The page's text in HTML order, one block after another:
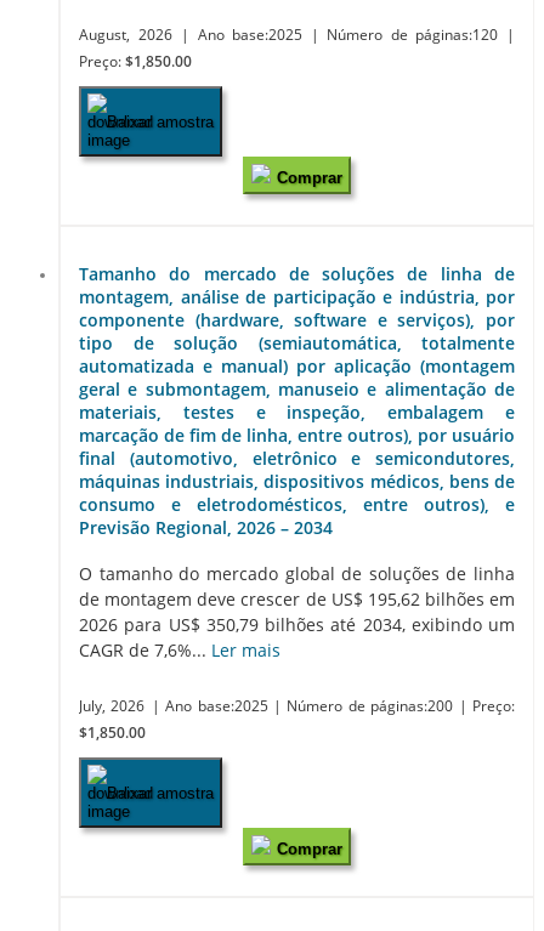
August, 2026 | Ano base:2025 | Número de páginas:120
|
Preço: $1,850.00
Baixar amostra
Comprar
Tamanho do mercado de soluções de linha de
montagem, análise de participação e indústria, por
componente (hardware, software e serviços), por
tipo de solução (semiautomática, totalmente
automatizada e manual) por aplicação (montagem
geral e submontagem, manuseio e alimentação de
materiais, testes e inspeção, embalagem e
marcação de fim de linha, entre outros), por usuário
final (automotivo, eletrônico e semicondutores,
máquinas industriais, dispositivos médicos, bens de
consumo e eletrodomésticos, entre outros), e
Previsão Regional, 2026 – 2034
O tamanho do mercado global de soluções de linha
de montagem deve crescer de US$ 195,62 bilhões em
2026 para US$ 350,79 bilhões até 2034, exibindo um
CAGR de 7,6%... Ler mais
July, 2026 | Ano base:2025 | Número de páginas:200 | Preço:
$1,850.00
Baixar amostra
Comprar